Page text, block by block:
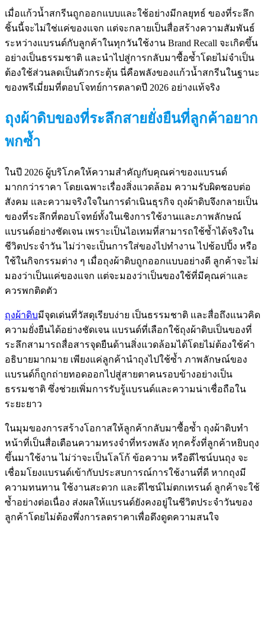
เมื่อแก้วน้ำสกรีนถูกออกแบบและใช้อย่างมีกลยุทธ์ ของที่ระลึก
ชิ้นนี้จะไม่ใช่แค่ของแจก แต่จะกลายเป็นสื่อสร้างความสัมพันธ์
ระหว่างแบรนด์กับลูกค้าในทุกวันใช้งาน Brand Recall จะเกิดขึ้น
อย่างเป็นธรรมชาติ และนำไปสู่การกลับมาซื้อซ้ำโดยไม่จำเป็น
ต้องใช้ส่วนลดเป็นตัวกระตุ้น นี่คือพลังของแก้วน้ำสกรีนในฐานะ
ของพรีเมี่ยมที่ตอบโจทย์การตลาดปี 2026 อย่างแท้จริง
ถุงผ้าดิบของที่ระลึกสายยั่งยืนที่ลูกค้าอยาก
พกซ้ำ
ในปี 2026 ผู้บริโภคให้ความสำคัญกับคุณค่าของแบรนด์
มากกว่าราคา โดยเฉพาะเรื่องสิ่งแวดล้อม ความรับผิดชอบต่อ
สังคม และความจริงใจในการดำเนินธุรกิจ ถุงผ้าดิบจึงกลายเป็น
ของที่ระลึกที่ตอบโจทย์ทั้งในเชิงการใช้งานและภาพลักษณ์
แบรนด์อย่างชัดเจน เพราะเป็นไอเทมที่สามารถใช้ซ้ำได้จริงใน
ชีวิตประจำวัน ไม่ว่าจะเป็นการใส่ของไปทำงาน ไปช้อปปิ้ง หรือ
ใช้ในกิจกรรมต่าง ๆ เมื่อถุงผ้าดิบถูกออกแบบอย่างดี ลูกค้าจะไม่
มองว่าเป็นแค่ของแจก แต่จะมองว่าเป็นของใช้ที่มีคุณค่าและ
ควรพกติดตัว
ถุงผ้าดิบมีจุดเด่นที่วัสดุเรียบง่าย เป็นธรรมชาติ และสื่อถึงแนวคิด
ความยั่งยืนได้อย่างชัดเจน แบรนด์ที่เลือกใช้ถุงผ้าดิบเป็นของที่
ระลึกสามารถสื่อสารจุดยืนด้านสิ่งแวดล้อมได้โดยไม่ต้องใช้คำ
อธิบายมากมาย เพียงแค่ลูกค้านำถุงไปใช้ซ้ำ ภาพลักษณ์ของ
แบรนด์ก็ถูกถ่ายทอดออกไปสู่สายตาคนรอบข้างอย่างเป็น
ธรรมชาติ ซึ่งช่วยเพิ่มการรับรู้แบรนด์และความน่าเชื่อถือใน
ระยะยาว
ในมุมของการสร้างโอกาสให้ลูกค้ากลับมาซื้อซ้ำ ถุงผ้าดิบทำ
หน้าที่เป็นสื่อเตือนความทรงจำที่ทรงพลัง ทุกครั้งที่ลูกค้าหยิบถุง
ขึ้นมาใช้งาน ไม่ว่าจะเป็นโลโก้ ข้อความ หรือดีไซน์บนถุง จะ
เชื่อมโยงแบรนด์เข้ากับประสบการณ์การใช้งานที่ดี หากถุงมี
ความทนทาน ใช้งานสะดวก และดีไซน์ไม่ตกเทรนด์ ลูกค้าจะใช้
ซ้ำอย่างต่อเนื่อง ส่งผลให้แบรนด์ยังคงอยู่ในชีวิตประจำวันของ
ลูกค้าโดยไม่ต้องพึ่งการลดราคาเพื่อดึงดูดความสนใจ